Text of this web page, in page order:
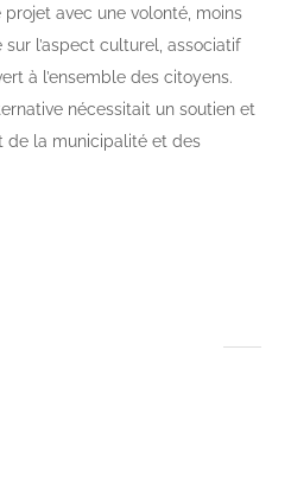
projet avec une volonté, moins
l’aspect culturel, associatif
à l’ensemble des citoyens.
nécessitait un soutien et
de la municipalité et des